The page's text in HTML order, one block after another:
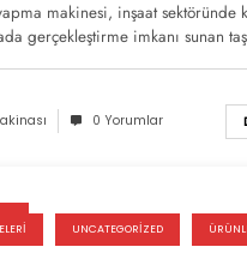
makinesi, inşaat sektöründe
gerçekleştirme imkanı sunan
0 Yorumlar
UNCATEGORIZED